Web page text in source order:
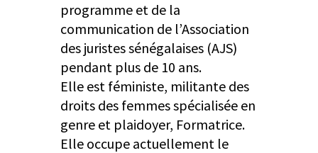
programme et de la
communication de l’Association
des juristes sénégalaises (AJS)
pendant plus de 10 ans.
Elle est féministe, militante des
droits des femmes spécialisée en
genre et plaidoyer, Formatrice.
Elle occupe actuellement le